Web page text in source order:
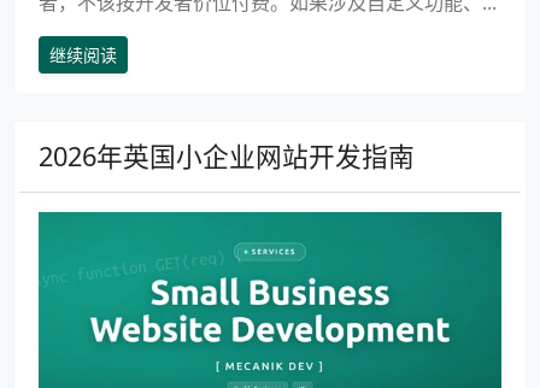
继续阅读
2026年英国小企业网站开发指南